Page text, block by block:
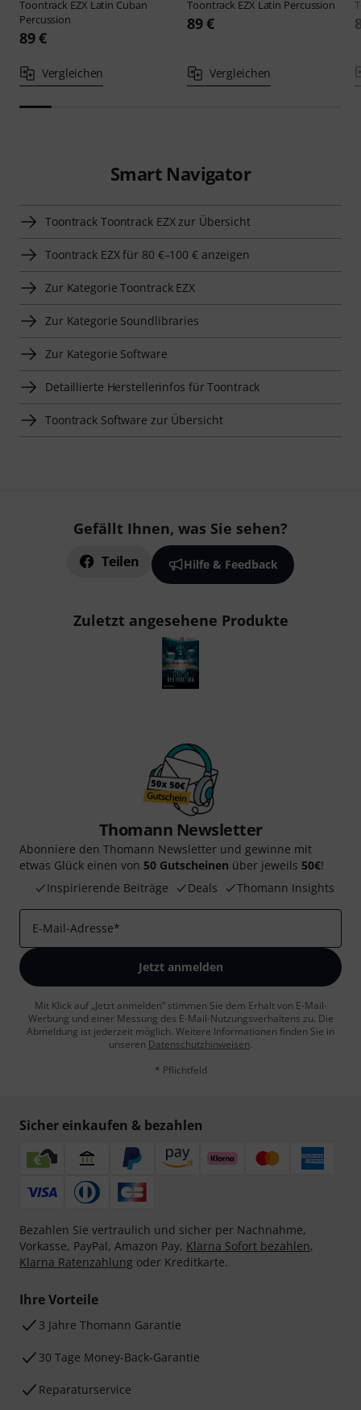
Toontrack EZX Latin Cuban
Percussion
89 €
Vergleichen
Toontrack EZX Latin Percussion
89 €
Vergleichen
Smart Navigator
Toontrack Toontrack EZX zur Übersicht
Toontrack EZX für 80 €–100 € anzeigen
Zur Kategorie Toontrack EZX
Zur Kategorie Soundlibraries
Zur Kategorie Software
Detaillierte Herstellerinfos für Toontrack
Toontrack Software zur Übersicht
Gefällt Ihnen, was Sie sehen?
Teilen Hilfe & Feedback
Zuletzt angesehene Produkte
Thomann Newsletter
Abonniere den Thomann Newsletter und gewinne mit
etwas Glück einen von 50 Gutscheinen über jeweils 50€!
Inspirierende Beiträge
Deals Thomann Insights
E-Mail-Adresse*
Jetzt anmelden
Mit Klick auf „Jetzt anmelden“ stimmen Sie dem Erhalt von E-Mail-
Werbung und einer Messung des E-Mail-Nutzungsverhaltens zu. Die
Abmeldung ist jederzeit möglich. Weitere Informationen finden Sie in
unseren Datenschutzhinweisen.
* Pflichtfeld
Sicher einkaufen & bezahlen
Bezahlen Sie vertraulich und sicher per Nachnahme,
Vorkasse, PayPal, Amazon Pay, Klarna Sofort bezahlen,
Klarna Ratenzahlung oder Kreditkarte.
Ihre Vorteile
3 Jahre Thomann Garantie
30 Tage Money-Back-Garantie
Reparaturservice